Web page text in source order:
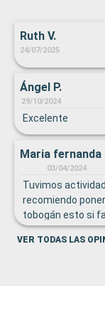
Ruth V.
24/07/2025
Ángel P.
29/10/2024
Excelente
Maria fernanda
03/04/2024
Tuvimos
recomiendo
tobogán esto si
VER TODAS LAS